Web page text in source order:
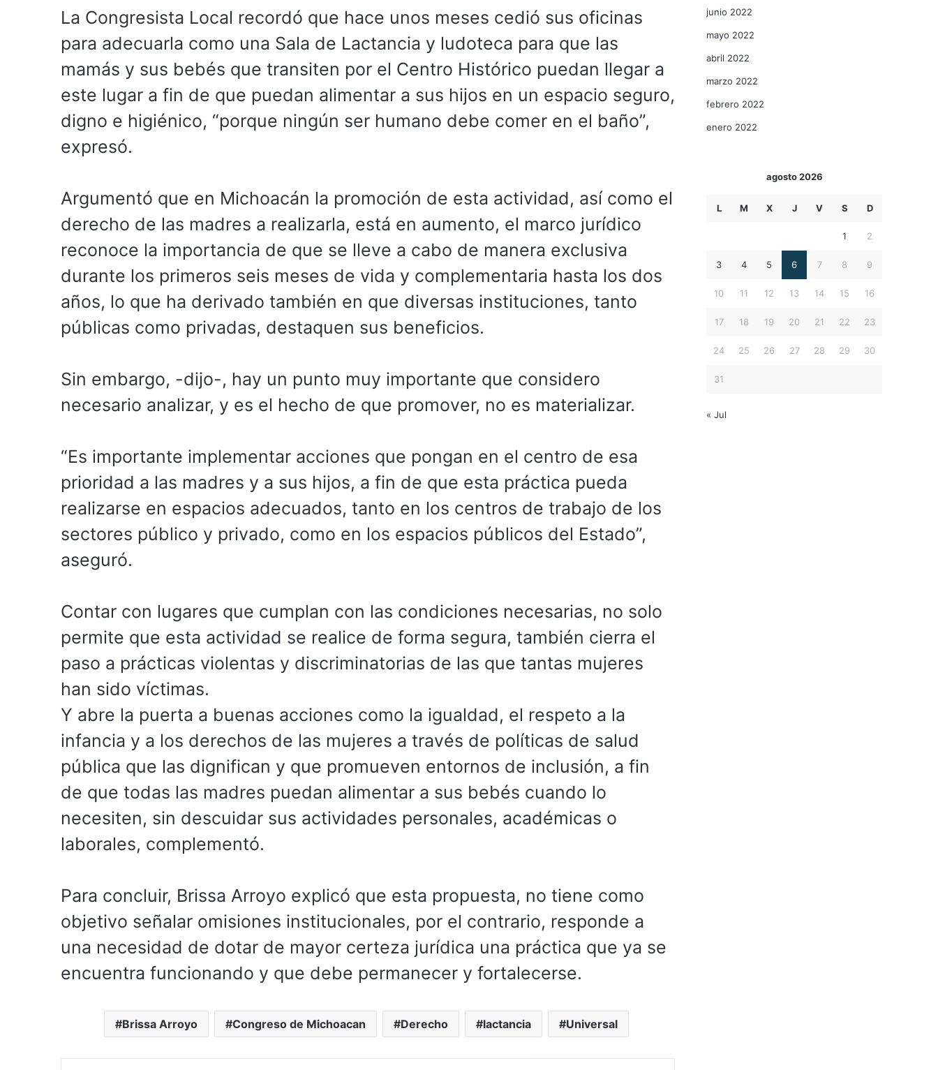
La Congresista Local recordó que hace unos meses cedió sus oficinas
para adecuarla como una Sala de Lactancia y ludoteca para que las
mamás y sus bebés que transiten por el Centro Histórico puedan llegar a
este lugar a fin de que puedan alimentar a sus hijos en un espacio seguro,
digno e higiénico, “porque ningún ser humano debe comer en el baño”,
expresó.
Argumentó que en Michoacán la promoción de esta actividad, así como el
derecho de las madres a realizarla, está en aumento, el marco jurídico
reconoce la importancia de que se lleve a cabo de manera exclusiva
durante los primeros seis meses de vida y complementaria hasta los dos
años, lo que ha derivado también en que diversas instituciones, tanto
públicas como privadas, destaquen sus beneficios.
Sin embargo, -dijo-, hay un punto muy importante que considero
necesario analizar, y es el hecho de que promover, no es materializar.
“Es importante implementar acciones que pongan en el centro de esa
prioridad a las madres y a sus hijos, a fin de que esta práctica pueda
realizarse en espacios adecuados, tanto en los centros de trabajo de los
sectores público y privado, como en los espacios públicos del Estado”,
aseguró.
Contar con lugares que cumplan con las condiciones necesarias, no solo
permite que esta actividad se realice de forma segura, también cierra el
paso a prácticas violentas y discriminatorias de las que tantas mujeres
han sido víctimas.
Y abre la puerta a buenas acciones como la igualdad, el respeto a la
infancia y a los derechos de las mujeres a través de políticas de salud
pública que las dignifican y que promueven entornos de inclusión, a fin
de que todas las madres puedan alimentar a sus bebés cuando lo
necesiten, sin descuidar sus actividades personales, académicas o
laborales, complementó.
Para concluir, Brissa Arroyo explicó que esta propuesta, no tiene como
objetivo señalar omisiones institucionales, por el contrario, responde a
una necesidad de dotar de mayor certeza jurídica una práctica que ya se
encuentra funcionando y que debe permanecer y fortalecerse.
Brissa Arroyo Congreso de Michoacan Derecho lactancia Universal
junio 2022
mayo 2022
abril 2022
marzo 2022
febrero 2022
enero 2022
agosto 2026
L M X J V S D
1 2
3 4 5 6 7 8 9
10 11 12 13 14 15 16
17 18 19 20 21 22 23
24 25 26 27 28 29 30
31
« Jul